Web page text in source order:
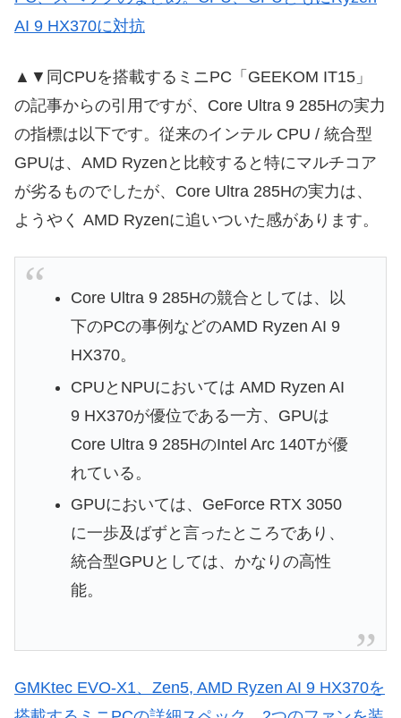
AI 9 HX370に対抗
▲▼同CPUを搭載するミニPC「GEEKOM IT15」
の記事からの引用ですが、Core Ultra 9 285Hの実力
の指標は以下です。従来のインテル CPU / 統合型
GPUは、AMD Ryzenと比較すると特にマルチコア
が劣るものでしたが、Core Ultra 285Hの実力は、
ようやく AMD Ryzenに追いついた感があります。
Core Ultra 9 285Hの競合としては、以
下のPCの事例などのAMD Ryzen AI 9
HX370。
CPUとNPUにおいては AMD Ryzen AI
9 HX370が優位である一方、GPUは
Core Ultra 9 285HのIntel Arc 140Tが優
れている。
GPUにおいては、GeForce RTX 3050
に一歩及ばずと言ったところであり、
統合型GPUとしては、かなりの高性
能。
GMKtec EVO-X1、Zen5, AMD Ryzen AI 9 HX370を